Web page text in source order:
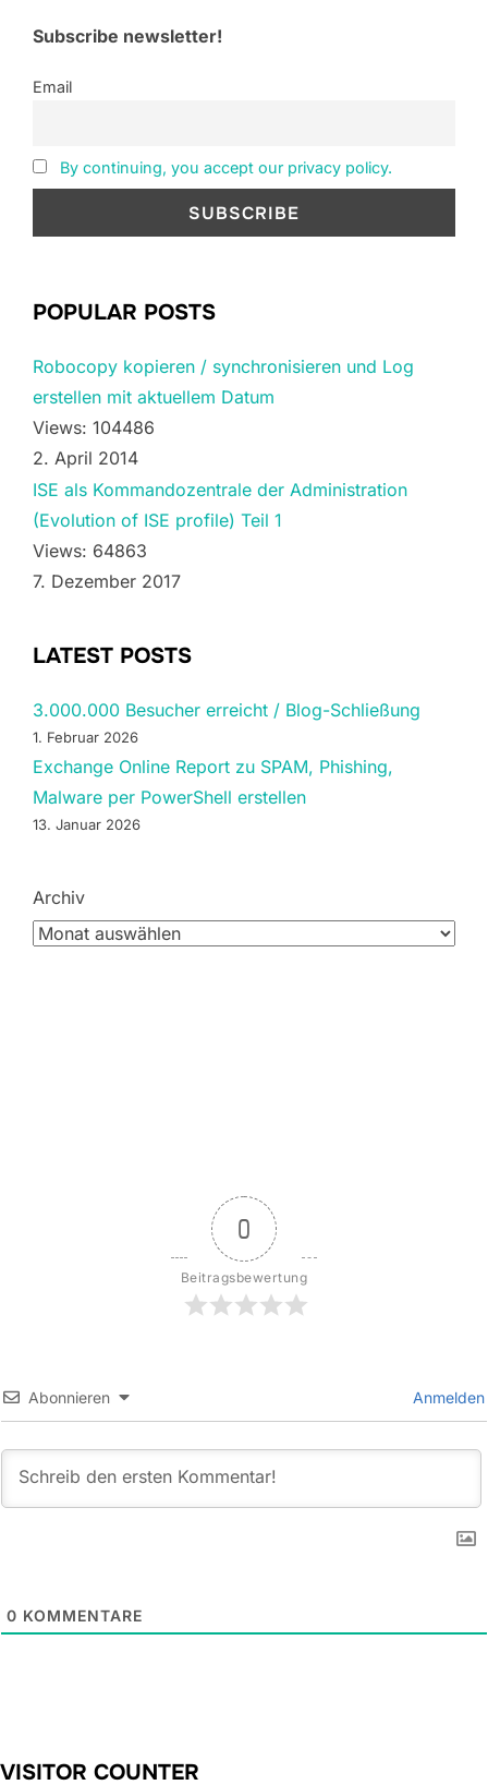
Subscribe newsletter!
Email
By continuing, you accept our privacy policy.
POPULAR POSTS
Robocopy kopieren / synchronisieren und Log
erstellen mit aktuellem Datum
Views: 104486
2. April 2014
ISE als Kommandozentrale der Administration
(Evolution of ISE profile) Teil 1
Views: 64863
7. Dezember 2017
LATEST POSTS
3.000.000 Besucher erreicht / Blog-Schließung
1. Februar 2026
Exchange Online Report zu SPAM, Phishing,
Malware per PowerShell erstellen
13. Januar 2026
Archiv
0
Beitragsbewertung
Abonnieren Anmelden
0 KOMMENTARE
VISITOR COUNTER